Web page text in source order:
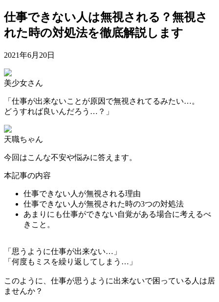
仕事できない人は無視される？無視さ
れた時の対処法を徹底解説します
2021年6月20日
美少女さん
「仕事が出来ないことが原因で無視されてるみたい…。
どうすれば良いんだろう…？」
天職ちゃん
今回はこんな不安や悩みに答えます。
本記事の内容
仕事できない人が無視される理由
仕事できない人が無視された時の3つの対処法
あまりにも仕事ができない自覚がある場合に考えるべ
きこと。
「思うように仕事が出来ない…」
「何度もミスを繰り返してしまう…」
このように、仕事が思うように出来ないで困っている人は居
ませんか？